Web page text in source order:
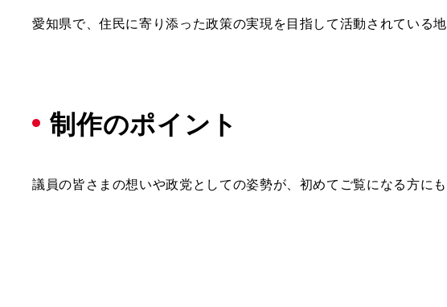
愛知県で、住民に寄り添った政策の実現を目指して活動されている
制作のポイント
議員の皆さまの想いや政党としての姿勢が、初めてご覧になる方に